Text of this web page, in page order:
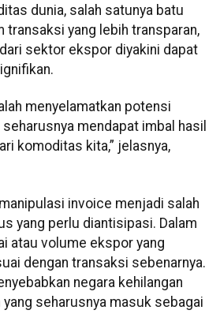
dunia, salah satunya batu
transaksi yang lebih transparan,
sektor ekspor diyakini dapat
menyelamatkan potensi
mendapat imbal hasil
komoditas kita,” jelasnya,
invoice menjadi salah
yang perlu diantisipasi. Dalam
atau volume ekspor yang
dengan transaksi sebenarnya.
negara kehilangan
seharusnya masuk sebagai